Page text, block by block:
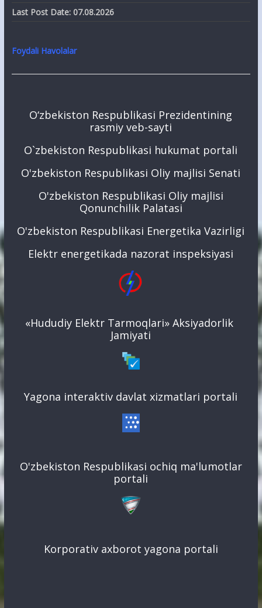
Last Post Date: 07.08.2026
Foydali Havolalar
O‘zbekiston Respublikasi Prezidentining
rasmiy veb-sayti
O`zbekiston Respublikasi hukumat portali
O'zbekiston Respublikasi Oliy majlisi Senati
O'zbekiston Respublikasi Oliy majlisi
Qonunchilik Palatasi
O'zbekiston Respublikasi Energetika Vazirligi
Elektr energetikada nazorat inspeksiyasi
«Hududiy Elektr Tarmoqlari» Aksiyadorlik
Jamiyati
Yagona interaktiv davlat xizmatlari portali
O'zbekiston Respublikasi ochiq ma'lumotlar
portali
Korporativ axborot yagona portali